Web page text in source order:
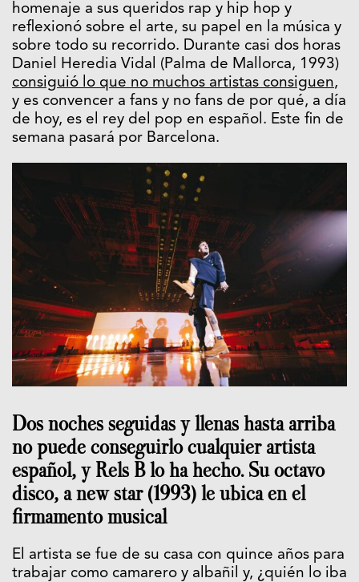
homenaje a sus queridos rap y hip hop y
reflexionó sobre el arte, su papel en la música y
sobre todo su recorrido. Durante casi dos horas
Daniel Heredia Vidal (Palma de Mallorca, 1993)
consiguió lo que no muchos artistas consiguen,
y es convencer a fans y no fans de por qué, a día
de hoy, es el rey del pop en español. Este fin de
semana pasará por Barcelona.
Dos noches seguidas y llenas hasta arriba
no puede conseguirlo cualquier artista
español, y Rels B lo ha hecho. Su octavo
disco, a new star (1993) le ubica en el
firmamento musical
El artista se fue de su casa con quince años para
trabajar como camarero y albañil y, ¿quién lo iba